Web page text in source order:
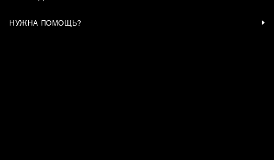
НУЖНА ПОМОЩЬ?